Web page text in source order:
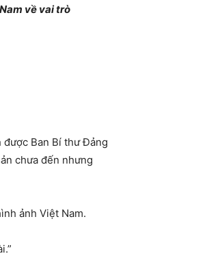
về vai trò
được Ban Bí thư Đảng
chưa đến nhưng
ảnh Việt Nam.